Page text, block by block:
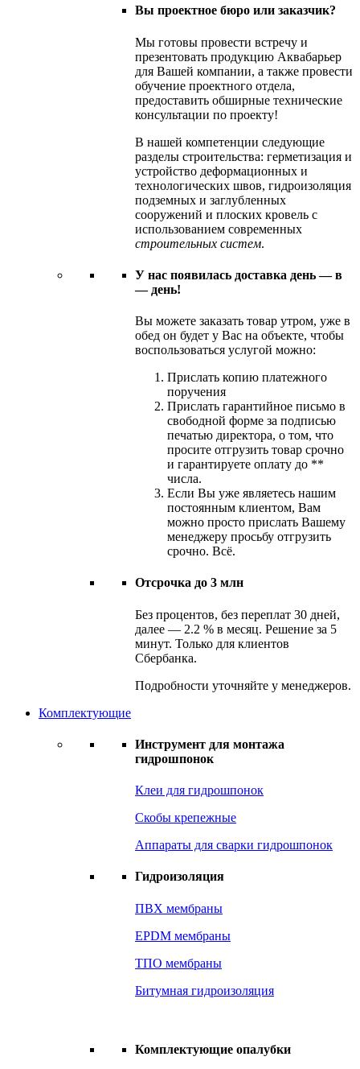
Вы проектное бюро или заказчик?
Мы готовы провести встречу и
презентовать продукцию Аквабарьер
для Вашей компании, а также провести
обучение проектного отдела,
предоставить обширные технические
консультации по проекту!
В нашей компетенции следующие
разделы строительства: герметизация и
устройство деформационных и
технологических швов, гидроизоляция
подземных и заглубленных
сооружений и плоских кровель с
использованием современных
строительных систем.
У нас появилась доставка день — в
— день!
Вы можете заказать товар утром, уже в
обед он будет у Вас на объекте, чтобы
воспользоваться услугой можно:
Прислать копию платежного
поручения
Прислать гарантийное письмо в
свободной форме за подписью
печатью директора, о том, что
просите отгрузить товар срочно
и гарантируете оплату до **
числа.
Если Вы уже являетесь нашим
постоянным клиентом, Вам
можно просто прислать Вашему
менеджеру просьбу отгрузить
срочно. Всё.
Отсрочка до 3 млн
Без процентов, без переплат 30 дней,
далее — 2.2 % в месяц. Решение за 5
минут. Только для клиентов
Сбербанка.
Подробности уточняйте у менеджеров.
Комплектующие
Инструмент для монтажа
гидрошпонок
Клеи для гидрошпонок
Скобы крепежные
Аппараты для сварки гидрошпонок
Гидроизоляция
ПВХ мембраны
EPDM мембраны
ТПО мембраны
Битумная гидроизоляция
Комплектующие опалубки